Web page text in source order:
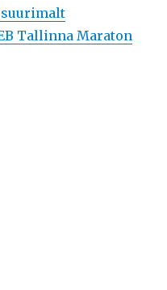
suurimalt
Tallinna Maraton